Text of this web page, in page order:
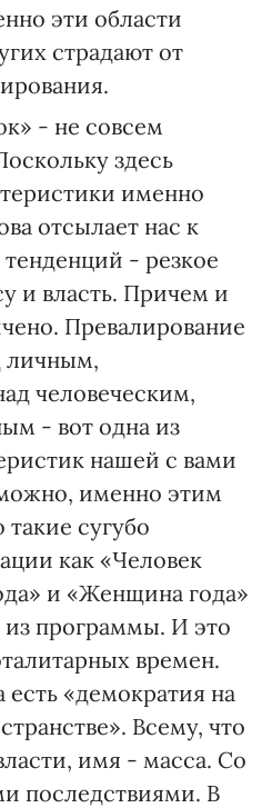
эти области
страдают от
- не совсем
здесь
именно
отсылает нас к
- резкое
и власть. Причем и
Превалирование
личным,
человеческим,
- вот одна из
нашей с вами
именно этим
такие сугубо
как «Человек
и «Женщина года»
из программы. И это
времен.
есть «демократия на
Всему, что
имя - масса. Со
последствиями. В